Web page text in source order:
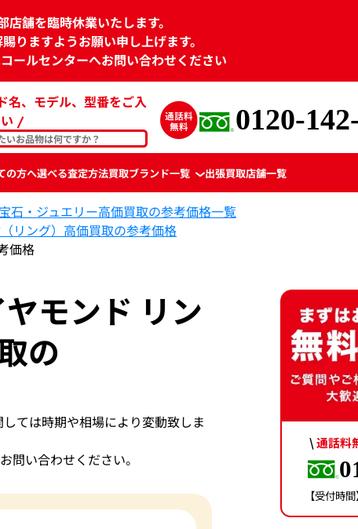
舗を臨時休業いたします。
りますようお願い申し上げます。
ールセンターへお問い合わせください
名、モデル、型番をご入
0120-
の方へ選べる査定方法買取ブランド一覧 出張買取店舗一覧
宝石・ジュエリー高価買取の参考価格一覧
リング）高価買取の参考価格
価格
モンド リン
の
ては時期や相場により変動致しま
問い合わせください。
\通話料
【受付時